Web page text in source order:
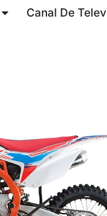
Canal De